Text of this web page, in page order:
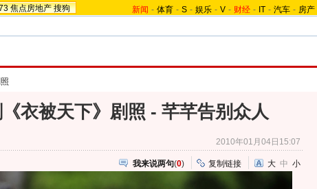
焦点房地产 搜狗 新闻 - 体育 - S - 娱乐 - V - 财经 - IT - 汽车 - 房产
衣被天下》剧照 - 芊芊告别众人
2010年01月04日15:07
我来说两句(0) 复制链接 大 中 小